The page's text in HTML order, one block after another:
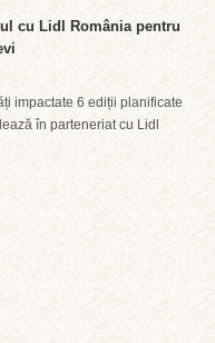
cu Lidl România pentru
impactate 6 ediții planificate
în parteneriat cu Lidl